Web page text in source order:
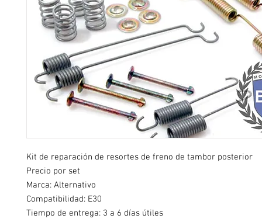
Kit de reparación de resortes de freno de tambor posterior
Precio por set
Marca: Alternativo
Compatibilidad: E30
Tiempo de entrega: 3 a 6 días útiles